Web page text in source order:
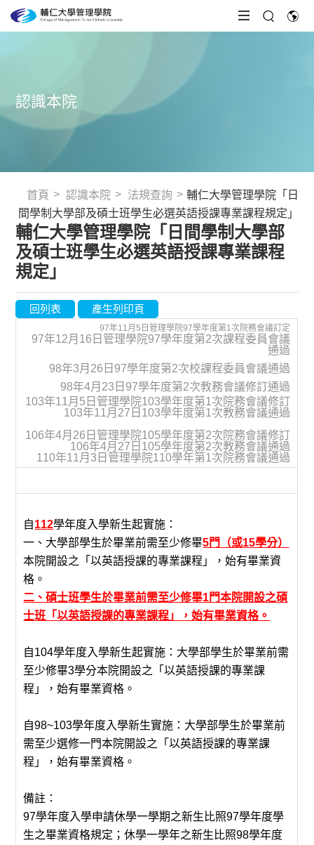
認識本院
首頁 認識本院 法規查詢
輔仁大學管理學院「日
間學制大學部及碩士班學生必選英語授課專業課程規定」
輔仁大學管理學院「日間學制大學部
及碩士班學生必選英語授課專業課程
規定」
回列表 產生列印頁
97年11月5日管理學院97學年度第1次院務會議訂定
97年12月16日管理學院97學年度第2次課程委員會議
通過
98年3月26日97學年度第2次校課程委員會議通過
98年4月23日97學年度第2次教務會議修訂通過
103年11月5日管理學院103學年度第1次院務會議修訂
103年11月27日103學年度第1次教務會議通過
106年4月26日管理學院105學年度第2次院務會議修訂
106年4月27日105學年度第2次教務會議通過
110年11月3日管理學院110學年第1次院務會議通過
自112學年度入學新生起實施：
一、大學部學生於畢業前需至少修畢5門（或15學分）
本院開設之「以英語授課的專業課程」，始有畢業資
格。
二、碩士班學生於畢業前需至少修畢1門本院開設之碩
士班「以英語授課的專業課程」，始有畢業資格。
自104學年度入學新生起實施：大學部學生於畢業前需
至少修畢3學分本院開設之「以英語授課的專業課
程」，始有畢業資格。
自98~103學年度入學新生實施：大學部學生於畢業前
需至少選修一門本院開設之「以英語授課的專業課
程」，始有畢業資格。
備註：
97學年度入學申請休學一學期之新生比照97學年度學
生之畢業資格規定；休學一學年之新生比照98學年度